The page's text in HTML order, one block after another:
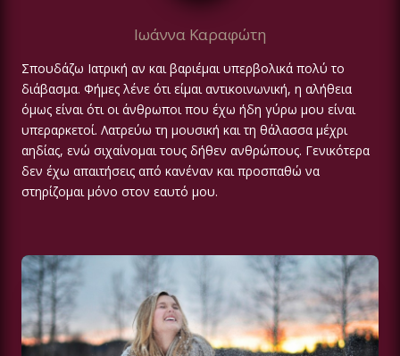
Ιωάννα Καραφώτη
Σπουδάζω Ιατρική αν και βαριέμαι υπερβολικά πολύ το
διάβασμα. Φήμες λένε ότι είμαι αντικοινωνική, η αλήθεια
όμως είναι ότι οι άνθρωποι που έχω ήδη γύρω μου είναι
υπεραρκετοί. Λατρεύω τη μουσική και τη θάλασσα μέχρι
αηδίας, ενώ σιχαίνομαι τους δήθεν ανθρώπους. Γενικότερα
δεν έχω απαιτήσεις από κανέναν και προσπαθώ να
στηρίζομαι μόνο στον εαυτό μου.